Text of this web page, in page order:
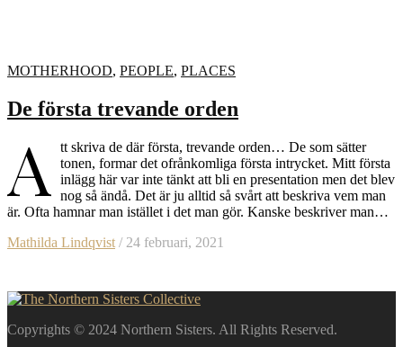
MOTHERHOOD, PEOPLE, PLACES
De första trevande orden
A
tt skriva de där första, trevande orden… De som sätter
tonen, formar det ofrånkomliga första intrycket. Mitt första
inlägg här var inte tänkt att bli en presentation men det blev
nog så ändå. Det är ju alltid så svårt att beskriva vem man
är. Ofta hamnar man istället i det man gör. Kanske beskriver man…
Mathilda Lindqvist / 24 februari, 2021
Copyrights © 2024 Northern Sisters. All Rights Reserved.